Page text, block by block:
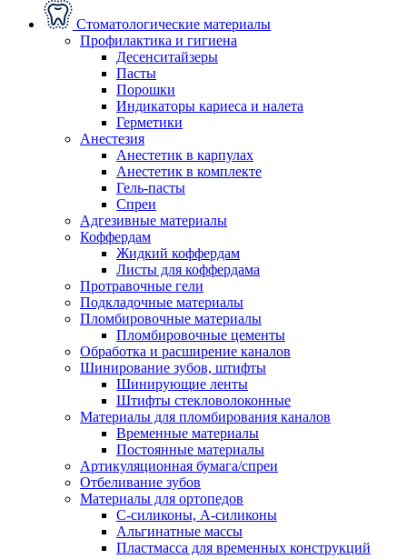
Стоматологические материалы
Профилактика и гигиена
Десенситайзеры
Пасты
Порошки
Индикаторы кариеса и налета
Герметики
Анестезия
Анестетик в карпулах
Анестетик в комплекте
Гель-пасты
Спреи
Адгезивные материалы
Коффердам
Жидкий коффердам
Листы для коффердама
Протравочные гели
Подкладочные материалы
Пломбировочные материалы
Пломбировочные цементы
Обработка и расширение каналов
Шинирование зубов, штифты
Шинирующие ленты
Штифты стекловолоконные
Материалы для пломбирования каналов
Временные материалы
Постоянные материалы
Артикуляционная бумага/спреи
Отбеливание зубов
Материалы для ортопедов
C-силиконы, А-силиконы
Альгинатные массы
Пластмасса для временных конструкций